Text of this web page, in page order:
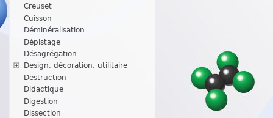
Creuset
Cuisson
Déminéralisation
Dépistage
Désagrégation
Design, décoration, utilitaire
Destruction
Didactique
Digestion
Dissection